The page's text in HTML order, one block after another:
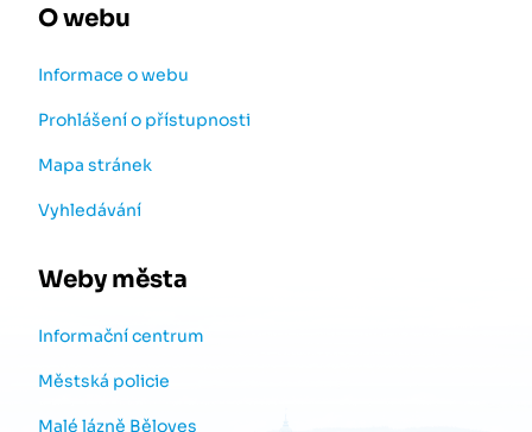
O webu
Informace o webu
Prohlášení o přístupnosti
Mapa stránek
Vyhledávání
Weby města
Informační centrum
Městská policie
Malé lázně Běloves